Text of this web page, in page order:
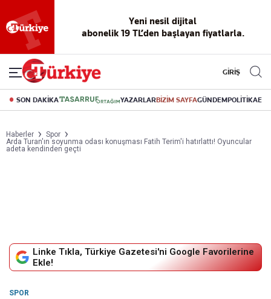
Yeni nesil dijital
abonelik 19 TL’den başlayan fiyatlarla.
GİRİŞ
SON DAKİKA YAZARLARBİZİM SAYFAGÜNDEMPOLİTİKA
Haberler
Spor
Arda Turan'ın soyunma odası konuşması Fatih Terim'i hatırlattı! Oyuncular
adeta kendinden geçti
Linke Tıkla, Türkiye Gazetesi'ni Google Favorilerine
Ekle!
SPOR